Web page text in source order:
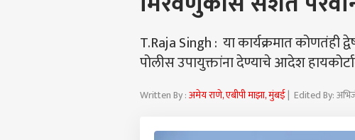
T.Raja Singh : या कार्यक्रमात कोणतंही
पोलीस उपायुक्तांना देण्याचे आदेश
Written By :अमेय राणे, एबीपी माझा, मुंबई| Edited By: